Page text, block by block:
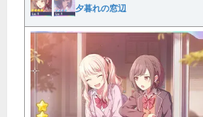
夕暮れの窓辺